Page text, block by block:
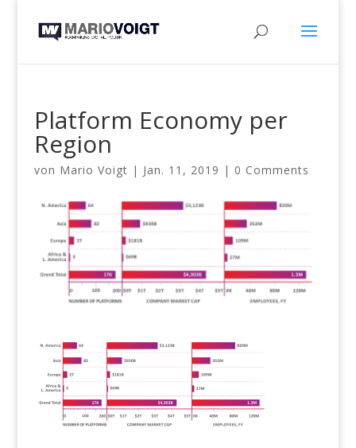
Platform Economy per
Region
von Mario Voigt | Jan. 11, 2019 | 0 Comments